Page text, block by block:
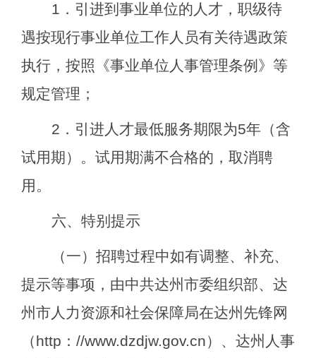
1 ．引进到事业单位的人才，职级待
遇按现行事业单位工作人员有关待遇政策
执行，按照《事业单位人事管理条例》等
规定管理；
2 ．引进人才最低服务期限为5年（含
试用期）。试用期满不合格的，取消聘
用。
六、特别提示
（一）招聘过程中如有调整、补充、
提示等事项，由中共达州市委组织部、达
州市人力资源和社会保障局在达州先锋网
（http ： //www.dzdjw.gov.cn）、达州人事